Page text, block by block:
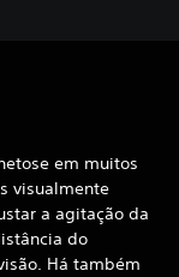
em muitos
visualmente
a agitação da
do
Há também